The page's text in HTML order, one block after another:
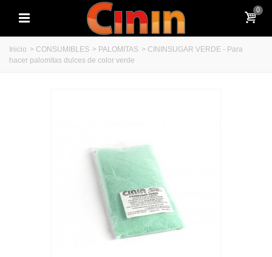
0
Inicio > CONSUMIBLES > PALOMITAS > CININSUGAR VERDE - Para
hacer palomitas dulces de color verde